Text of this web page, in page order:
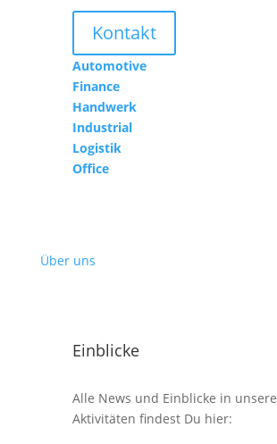
Kontakt
Automotive
Finance
Handwerk
Industrial
Logistik
Office
Über uns
Einblicke
Alle News und Einblicke in unsere
Aktivitäten findest Du hier: